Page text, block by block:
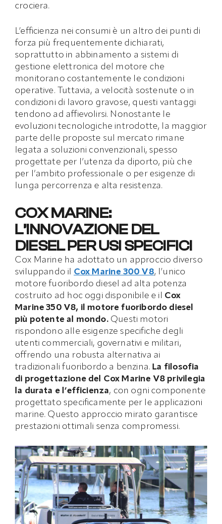
crociera.
L’efficienza nei consumi è un altro dei punti di
forza più frequentemente dichiarati,
soprattutto in abbinamento a sistemi di
gestione elettronica del motore che
monitorano costantemente le condizioni
operative. Tuttavia, a velocità sostenute o in
condizioni di lavoro gravose, questi vantaggi
tendono ad affievolirsi. Nonostante le
evoluzioni tecnologiche introdotte, la maggior
parte delle proposte sul mercato rimane
legata a soluzioni convenzionali, spesso
progettate per l’utenza da diporto, più che
per l’ambito professionale o per esigenze di
lunga percorrenza e alta resistenza.
COX MARINE:
L’INNOVAZIONE DEL
DIESEL PER USI SPECIFICI
Cox Marine ha adottato un approccio diverso
sviluppando il Cox Marine 300 V8, l’unico
motore fuoribordo diesel ad alta potenza
costruito ad hoc oggi disponibile e il Cox
Marine 350 V8, il motore fuoribordo diesel
più potente al mondo.Questi motori
rispondono alle esigenze specifiche degli
utenti commerciali, governativi e militari,
offrendo una robusta alternativa ai
tradizionali fuoribordo a benzina. La filosofia
di progettazione del Cox Marine V8 privilegia
la durata e l’efficienza, con ogni componente
progettato specificamente per le applicazioni
marine. Questo approccio mirato garantisce
prestazioni ottimali senza compromessi.